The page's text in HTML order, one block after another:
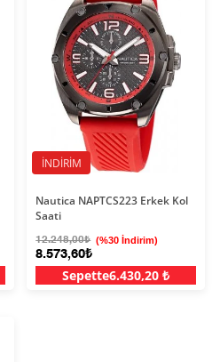
İNDIRIM
Sepette6.430,20 ₺
Nautica NAPTCS223 Erkek Kol
Saati
12.248,00₺ (%30 İndirim)
8.573,60₺